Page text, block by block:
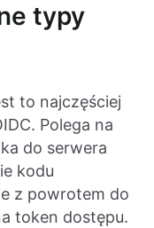
typy
to najczęściej
Polega na
do serwera
kodu
z powrotem do
token dostępu.